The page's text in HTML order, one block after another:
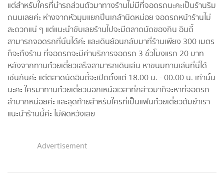
แต่สำหรับใครที่นำรถส่วนตัวมาทางร้านไม่มีที่จอดรถนะคะเป็นร้านริม
ถนนเลยค่ะ ห่างจากหัวมุมแยกปิ่นเกล้านิดหน่อย จอดรถหน้าร้านไม่
สะดวกแน่ ๆ แต่แนะนำขับเลยร้านไปจะมีตลาดนัดของกิน อินดี้
สามารถจอดรถที่นั่นได้ค่ะ และเดินย้อนกลับมาที่ร้านเพียง 300 เมตร
ก็จะถึงร้าน ที่จอดรถจะมีค่าบริการจอดรถ 3 ชั่วโมงแรก 20 บาท
หลังจากทานก๋วยเตี๋ยวเสร็จสามารถเดินเล่น หาขนมทานเล่นที่นี่ได้
เช่นกันค่ะ แต่ตลาดนัดอินดี้จะเปิดตั้งแต่ 18.00 น. - 00.00 น. เท่านั้น
นะคะ ใครมาทานก๋วยเตี๋ยวนอกเหนือเวลาที่กล่าวมาก็จะหาที่จอดรถ
ลำบากหน่อยค่ะ และสุดท้ายสำหรับใครที่เป็นแฟนก๋วยเตี๋ยวต้มยำเรา
แนะนำร้านนี้ค่ะ ไม่ผิดหวังเลย
Advertisement